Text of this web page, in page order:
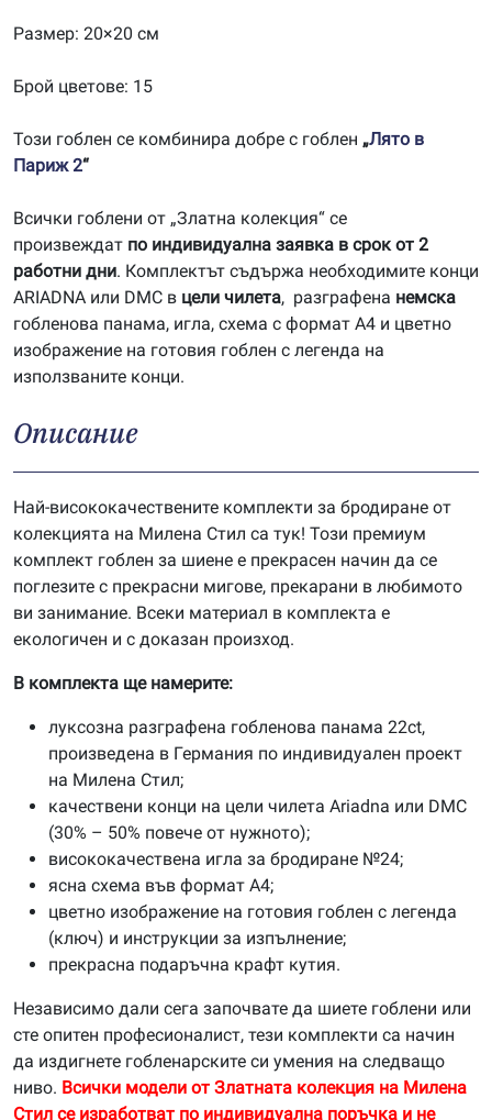
Размер: 20×20 см
Брой цветове: 15
Този гоблен се комбинира добре с гоблен „Лято в
Париж 2“
Всички гоблени от „Златна колекция“ се
произвеждат по индивидуална заявка в срок от 2
работни дни. Комплектът съдържа необходимите конци
ARIADNA или DMC в цели чилета, разграфена немска
гобленова панама, игла, схема с формат А4 и цветно
изображение на готовия гоблен с легенда на
използваните конци.
Описание
Най-висококачествените комплекти за бродиране от
колекцията на Милена Стил са тук! Този премиум
комплект гоблен за шиене е прекрасен начин да се
поглезите с прекрасни мигове, прекарани в любимото
ви занимание. Всеки материал в комплекта е
екологичен и с доказан произход.
В комплекта ще намерите:
луксозна разграфена гобленова панама 22ct,
произведена в Германия по индивидуален проект
на Милена Стил;
качествени конци на цели чилета Ariadna или DMC
(30% – 50% повече от нужното);
висококачествена игла за бродиране №24;
ясна схема във формат А4;
цветно изображение на готовия гоблен с легенда
(ключ) и инструкции за изпълнение;
прекрасна подаръчна крафт кутия.
Независимо дали сега започвате да шиете гоблени или
сте опитен професионалист, тези комплекти са начин
да издигнете гобленарските си умения на следващо
ниво. Всички модели от Златната колекция на Милена
Стил се изработват по индивидуална поръчка и не